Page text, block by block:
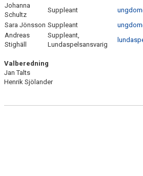
Johanna
Schultz
Suppleant
Sara Jönsson Suppleant
Andreas
Stighäll
Suppleant,
Lundaspelsansvarig
Valberedning
Jan Talts
Henrik Sjölander